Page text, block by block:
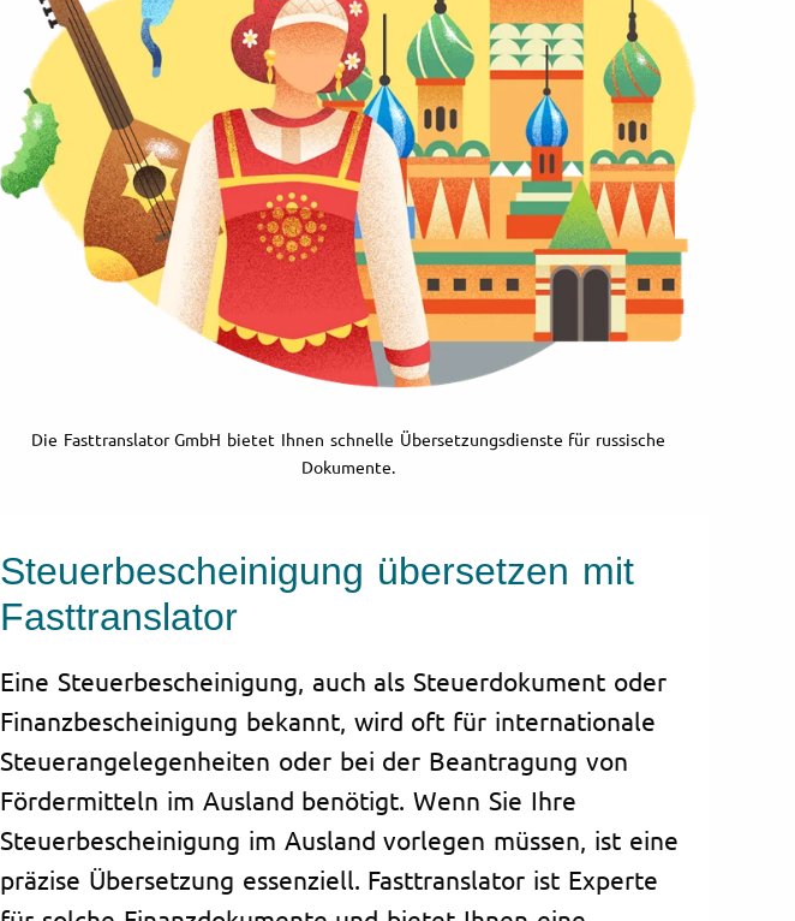
Die Fasttranslator GmbH bietet Ihnen schnelle Übersetzungsdienste für russische
Dokumente.
Steuerbescheinigung übersetzen mit
Fasttranslator
Eine Steuerbescheinigung, auch als Steuerdokument oder
Finanzbescheinigung bekannt, wird oft für internationale
Steuerangelegenheiten oder bei der Beantragung von
Fördermitteln im Ausland benötigt. Wenn Sie Ihre
Steuerbescheinigung im Ausland vorlegen müssen, ist eine
präzise Übersetzung essenziell. Fasttranslator ist Experte